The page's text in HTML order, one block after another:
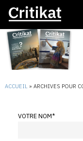
ACCUEIL » ARCHIVES POUR
VOTRE NOM*